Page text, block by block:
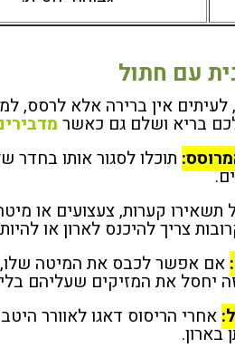
עם חתול
לעיתים אין ברירה אלא לרסס,
בריא ושלם גם כאשר
תשאירו קערות, צעצועים או
צריך להיכנס לארון או
אם אפשר לכבס את המיטה שלו,
יחסל את המזיקים שעליהם
אחרי הריסוס דאגו לאוורר